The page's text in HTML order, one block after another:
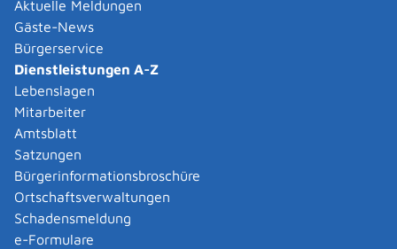
Aktuelle Meldungen
Gäste-News
Bürgerservice
Dienstleistungen A-Z
Lebenslagen
Mitarbeiter
Amtsblatt
Satzungen
Bürgerinformationsbroschüre
Ortschaftsverwaltungen
Schadensmeldung
e-Formulare
Dienstleistungen A-Z
Leistungen
Vielzahl von kommunalen und staatlichen
Verwaltungsvorgängen. Insbesondere erhalten Sie
Informationen zu den erforderlichen Unterlagen die zu
einer bestimmen Verwaltungsdienstleistung notwendig